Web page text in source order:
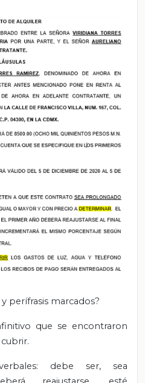
perífrasis marcados?
que se encontraron
debe ser, sea